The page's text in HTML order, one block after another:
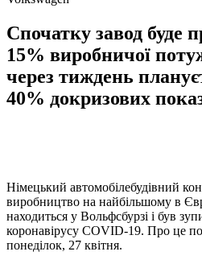
Спочатку завод буде
15% виробничої
через тиждень
40% докризових
Німецький автомобілебудівний
виробництво на найбільшому в
находиться у Вольфсбурзі і був
коронавірусу COVID-19. Про це
понеділок, 27 квітня.